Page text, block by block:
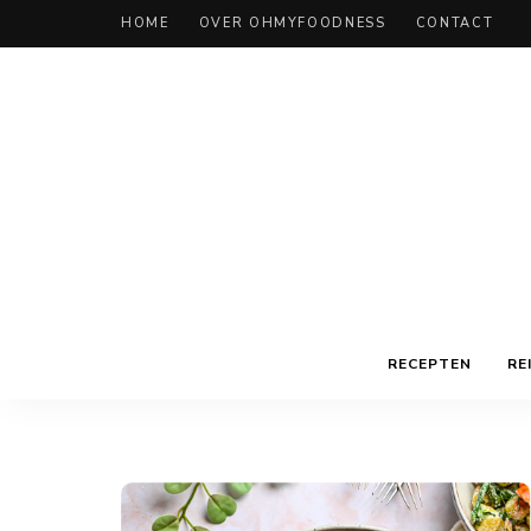
HOME OVER OHMYFOODNESS CONTACT
RECEPTEN